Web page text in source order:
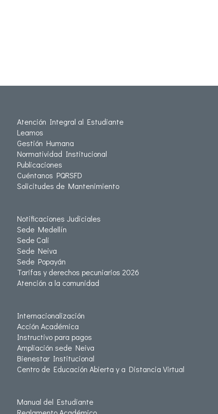
Atención Integral al Estudiante
Leamos
Gestión Humana
Normatividad Institucional
Publicaciones
Cuéntanos PQRSFD
Solicitudes de Mantenimiento
Notificaciones Judiciales
Sede Medellín
Sede Cali
Sede Neiva
Sede Popayán
Tarifas y derechos pecuniarios 2026
Atención a la comunidad
Internacionalización
Acción Académica
Instructivo para pagos
Ampliación sede Neiva
Bienestar Institucional
Centro de Educación Abierta y a Distancia Virtual
Manual del Estudiante